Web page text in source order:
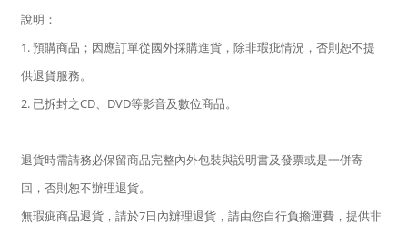
說明：
1. 預購商品；因應訂單從國外採購進貨，除非瑕疵情況，否則恕不提
供退貨服務。
2. 已拆封之CD、DVD等影音及數位商品。
退貨時需請務必保留商品完整內外包裝與說明書及發票或是一併寄
回，否則恕不辦理退貨。
無瑕疵商品退貨，請於7日內辦理退貨，請由您自行負擔運費，提供非